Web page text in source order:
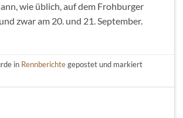
wie üblich, auf dem Frohburger
zwar am 20. und 21. September.
in Rennberichtegepostet und markiert